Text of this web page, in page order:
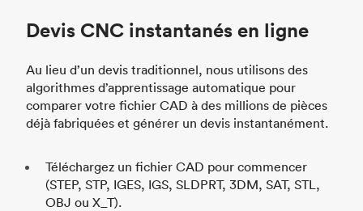
Devis CNC instantanés en ligne
Au lieu d’un devis traditionnel, nous utilisons des
algorithmes d’apprentissage automatique pour
comparer votre fichier CAD à des millions de pièces
déjà fabriquées et générer un devis instantanément.
Téléchargez un fichier CAD pour commencer
(STEP, STP, IGES, IGS, SLDPRT, 3DM, SAT, STL,
OBJ ou X_T).